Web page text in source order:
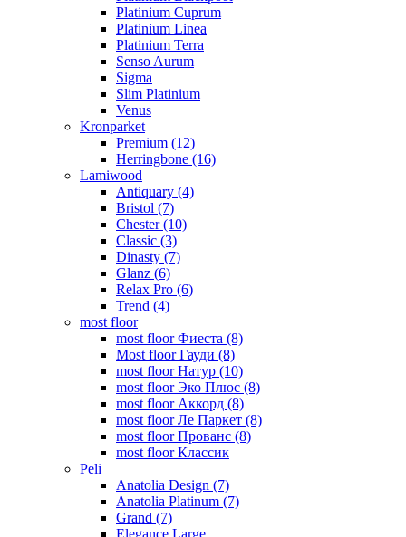
Platinium Cuprum
Platinium Linea
Platinium Terra
Senso Aurum
Sigma
Slim Platinium
Venus
Kronparket
Premium (12)
Herringbone (16)
Lamiwood
Antiquary (4)
Bristol (7)
Chester (10)
Classic (3)
Dinasty (7)
Glanz (6)
Relax Pro (6)
Trend (4)
most floor
most floor Фиеста (8)
Most floor Гауди (8)
most floor Натур (10)
most floor Эко Плюс (8)
most floor Аккорд (8)
most floor Ле Паркет (8)
most floor Прованс (8)
most floor Классик
Peli
Anatolia Design (7)
Anatolia Platinum (7)
Grand (7)
Elegance Large